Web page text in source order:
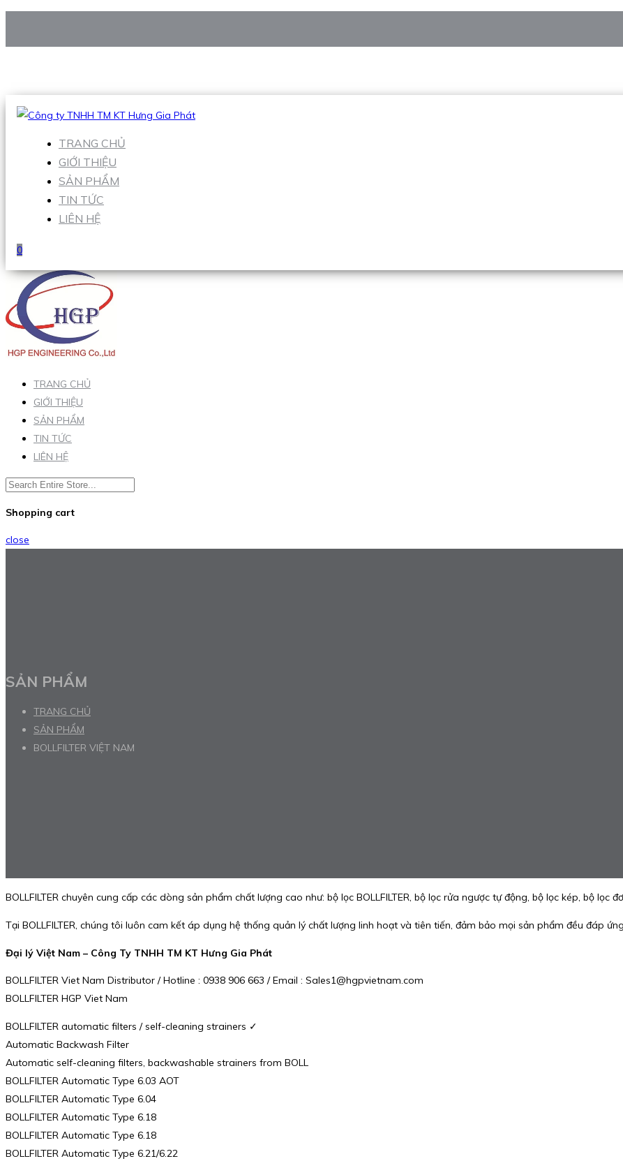
Hotline:0938 906 663
TRANG CHỦ
GIỚI THIỆU
SẢN PHẨM
TIN TỨC
LIÊN HỆ
0
TRANG CHỦ
GIỚI THIỆU
SẢN PHẨM
TIN TỨC
LIÊN HỆ
Shopping cart
close
SẢN PHẨM
TRANG CHỦ
SẢN PHẨM
BOLLFILTER VIỆT NAM
BOLLFILTER chuyên cung cấp các dòng sản phẩm chất lượng cao như: bộ lọc BOLLFILTER, bộ lọc rửa ngược tự động, bộ lọc kép, bộ lọc
Tại BOLLFILTER, chúng tôi luôn cam kết áp dụng hệ thống quản lý chất lượng linh hoạt và tiên tiến, đảm bảo mọi sản phẩm đều đáp
Đại lý Việt Nam – Công Ty TNHH TM KT Hưng Gia Phát
BOLLFILTER Viet Nam Distributor / Hotline : 0938 906 663 / Email : Sales1@hgpvietnam.com
BOLLFILTER HGP Viet Nam
BOLLFILTER automatic filters / self-cleaning strainers ✓
Automatic Backwash Filter
Automatic self-cleaning filters, backwashable strainers from BOLL
BOLLFILTER Automatic Type 6.03 AOT
BOLLFILTER Automatic Type 6.04
BOLLFILTER Automatic Type 6.18
BOLLFILTER Automatic Type 6.18
BOLLFILTER Automatic Type 6.21/6.22